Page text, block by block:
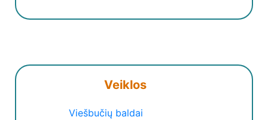
Veiklos
Viešbučių baldai